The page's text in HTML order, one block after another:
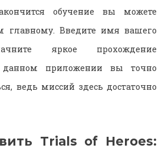
обучение вы можете
главному. Введите имя вашего
яркое прохождение
данном приложении вы точно
ведь миссий здесь достаточно
Trials of Heroes: